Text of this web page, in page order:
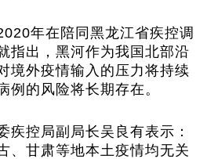
年在陪同黑龙江省疾控调
指出，黑河作为我国北部沿
境外疫情输入的压力将持续
例的风险将长期存在。
疾控局副局长吴良有表示：
、甘肃等地本土疫情均无关